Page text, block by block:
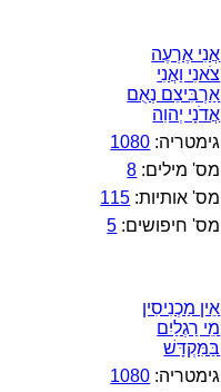
אֲנִי אֶרְעֶה
צֹאנִי וַאֲנִי
אַרְבִּיצֵם נְאֻם
אֲדֹנָי יְהוִה
גימטריה: 1080
מס' מילים: 8
מס' אותיות: 115
מס' חיפושים: 5
אֵין מַכְנִיסִין
מֵי רַגְלַיִם
בַּמִּקְדָּשׁ
גימטריה: 1080